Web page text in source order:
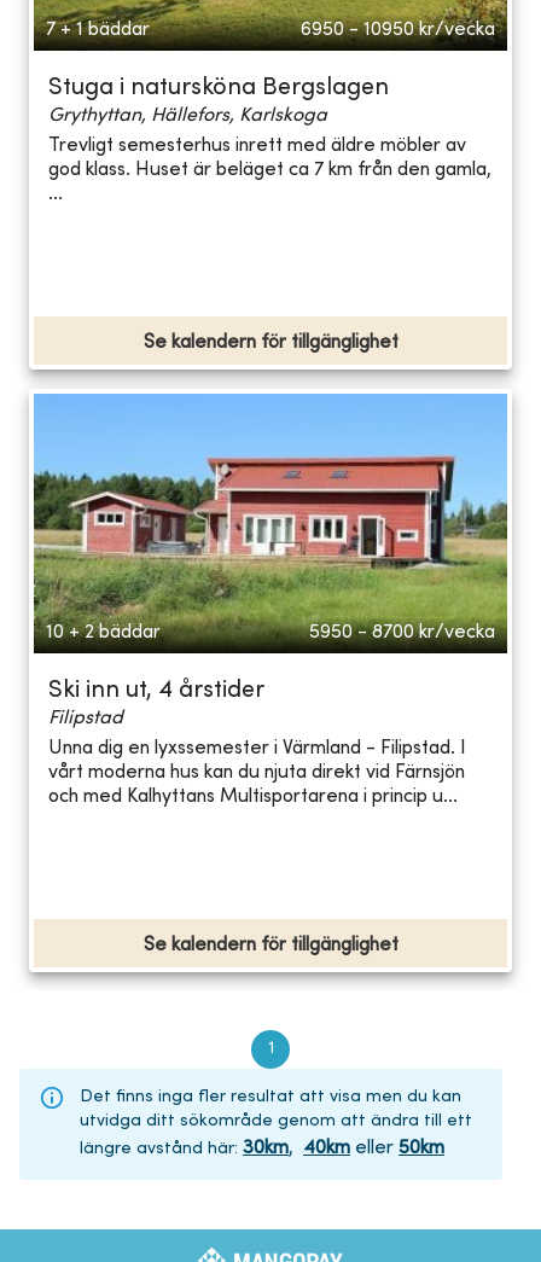
7 + 1 bäddar 6950 - 10950 kr/vecka
Stuga i natursköna Bergslagen
Grythyttan, Hällefors, Karlskoga
Trevligt semesterhus inrett med äldre möbler av
god klass. Huset är beläget ca 7 km från den gamla,
...
Se kalendern för tillgänglighet
10 + 2 bäddar 5950 - 8700 kr/vecka
Ski inn ut, 4 årstider
Filipstad
Unna dig en lyxssemester i Värmland - Filipstad. I
vårt moderna hus kan du njuta direkt vid Färnsjön
och med Kalhyttans Multisportarena i princip u...
Se kalendern för tillgänglighet
1
Det finns inga fler resultat att visa men du kan
utvidga ditt sökområde genom att ändra till ett
längre avstånd här: 30km, 40km eller 50km